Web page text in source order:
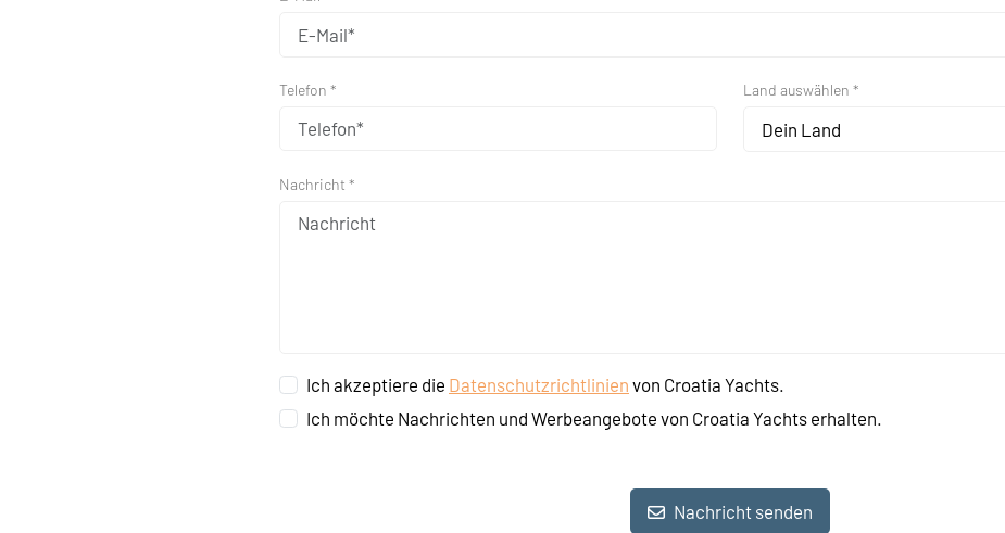
Telefon * Land auswählen *
Dein Land
Nachricht *
Ich akzeptiere die Datenschutzrichtlinien von Croatia Yachts.
Ich möchte Nachrichten und Werbeangebote von Croatia Yachts erhalten.
Nachricht senden